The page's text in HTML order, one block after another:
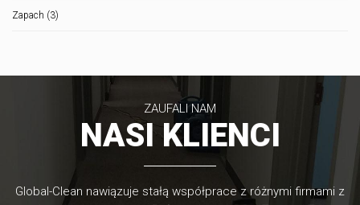
Zapach (3)
ZAUFALI NAM
NASI KLIENCI
Global-Clean nawiązuje stałą współprace z różnymi firmami z